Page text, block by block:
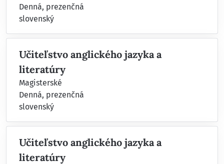
Denná, prezenčná
slovenský
Učiteľstvo anglického jazyka a
literatúry
Magisterské
Denná, prezenčná
slovenský
Učiteľstvo anglického jazyka a
literatúry